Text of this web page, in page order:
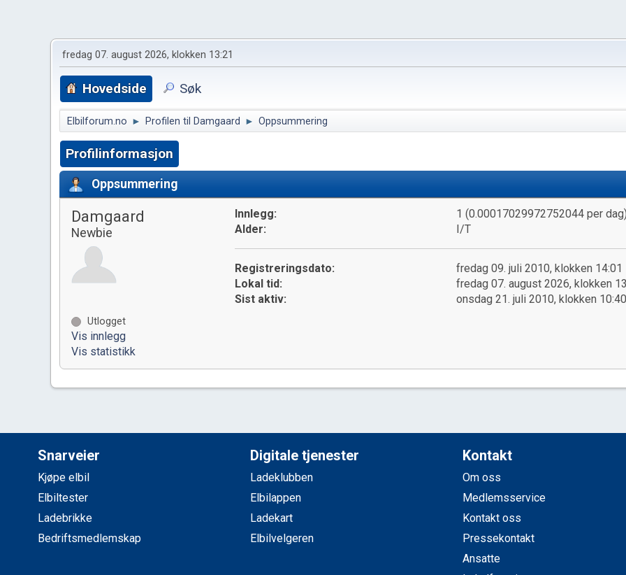
fredag 07. august 2026, klokken 13:21
Hovedside Søk
Elbilforum.no ► Profilen til Damgaard ► Oppsummering
Profilinformasjon
Oppsummering
Damgaard
Newbie
Utlogget
Vis innlegg
Vis statistikk
Innlegg:
1 (0.00017029972752044 per
Alder:
I/T
Registreringsdato:
fredag 09. juli 2010, klokken 14:01
Lokal tid:
fredag 07. august 2026, klokken
Sist aktiv:
onsdag 21. juli 2010, klokken 10:40
Snarveier
Kjøpe elbil
Elbiltester
Ladebrikke
Bedriftsmedlemskap
Digitale tjenester
Ladeklubben
Elbilappen
Ladekart
Elbilvelgeren
Kontakt
Om oss
Medlemsservice
Kontakt oss
Pressekontakt
Ansatte